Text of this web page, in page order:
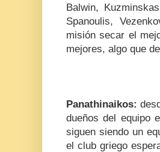
Balwin,
Spanoulis,
misión secar el
mejores, algo que
Panathinaikos:
dueños del equipo
siguen siendo un
el club griego